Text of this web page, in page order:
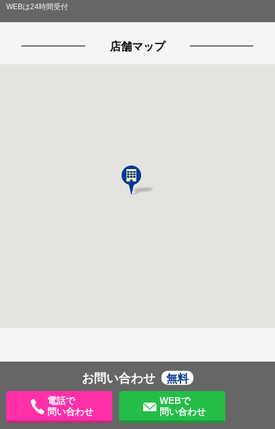
WEBは24時間受付
店舗マップ
お問い合わせ 無料
電話で
問い合わせ
WEBで
問い合わせ